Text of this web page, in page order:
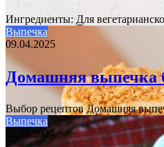
Ингредиенты: Для
Выпечка
09.04.2025
Домашняя выпечка
Выбор рецептов Домашняя
Выпечка
22.11.2024